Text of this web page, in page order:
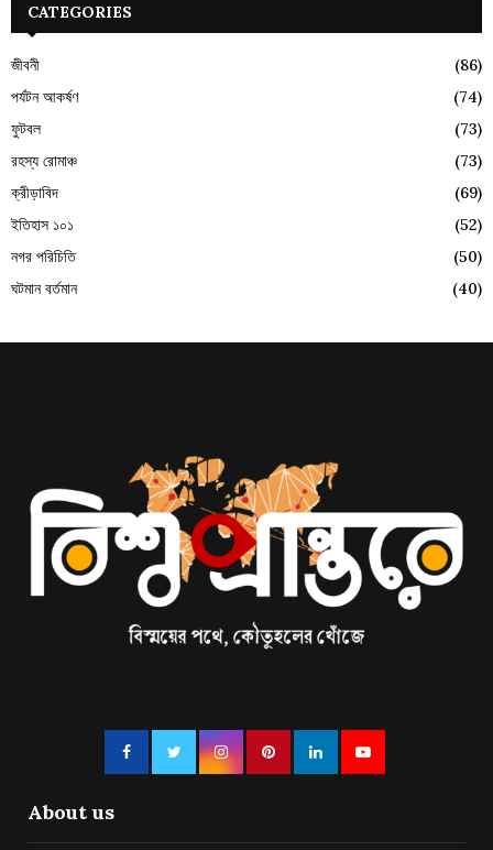
CATEGORIES
জীবনী
(86)
পর্যটন আকর্ষণ
(74)
ফুটবল
(73)
রহস্য রোমাঞ্চ
(73)
ক্রীড়াবিদ
(69)
ইতিহাস ১০১
(52)
নগর পরিচিতি
(50)
ঘটমান বর্তমান
(40)
About us